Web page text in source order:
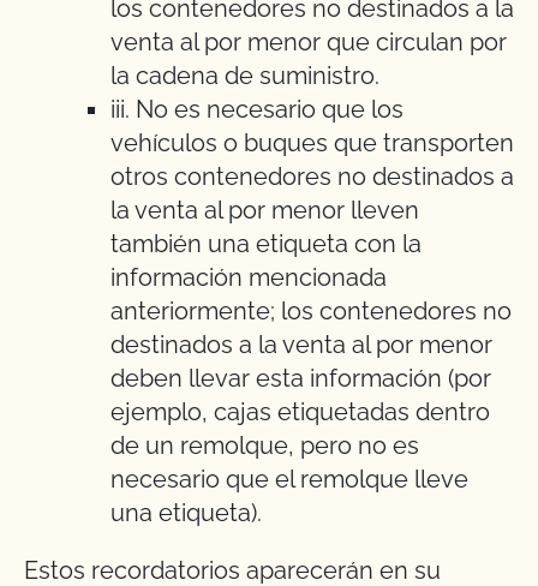
los contenedores no destinados a la
venta al por menor que circulan por
la cadena de suministro.
iii. No es necesario que los
vehículos o buques que transporten
otros contenedores no destinados a
la venta al por menor lleven
también una etiqueta con la
información mencionada
anteriormente; los contenedores no
destinados a la venta al por menor
deben llevar esta información (por
ejemplo, cajas etiquetadas dentro
de un remolque, pero no es
necesario que el remolque lleve
una etiqueta).
Estos recordatorios aparecerán en su